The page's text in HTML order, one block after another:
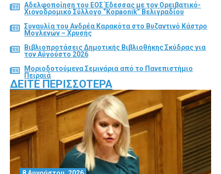
Αδελφοποίηση του ΕΟΣ Έδεσσας με τον Ορειβατικό-
Χιονοδρομικό Σύλλογο “Kopaonik” Βελιγραδίου
Συναυλία του Ανδρέα Καρακότα στο Βυζαντινό Κάστρο
Μογλενών – Χρυσής
Βιβλιοπροτάσεις Δημοτικής Βιβλιοθήκης Σκύδρας για
τον Αύγούστο 2026
Μοριοδοτούμενα Σεμινάρια από το Πανεπιστήμιο
Πειραιά
ΔΕΊΤΕ ΠΕΡΙΣΣΌΤΕΡΑ